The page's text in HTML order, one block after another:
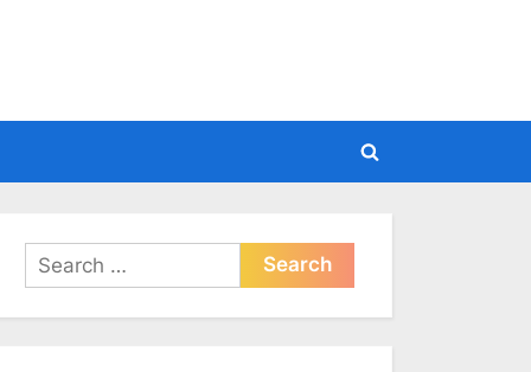
Toggle
Search
for: